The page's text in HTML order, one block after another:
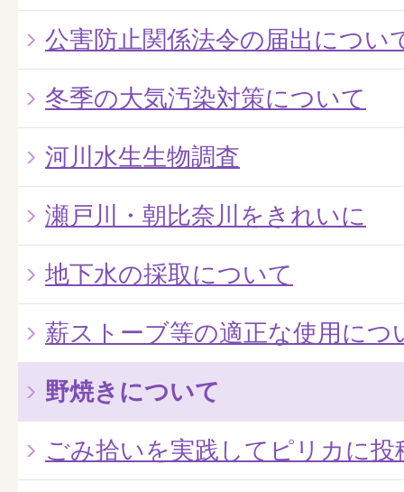
公害防止関係法令の届出につい
冬季の大気汚染対策について
河川水生生物調査
瀬戸川・朝比奈川をきれいに
地下水の採取について
薪ストーブ等の適正な使用につ
野焼きについて
ごみ拾いを実践してピリカに投